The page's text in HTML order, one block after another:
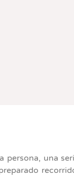
una